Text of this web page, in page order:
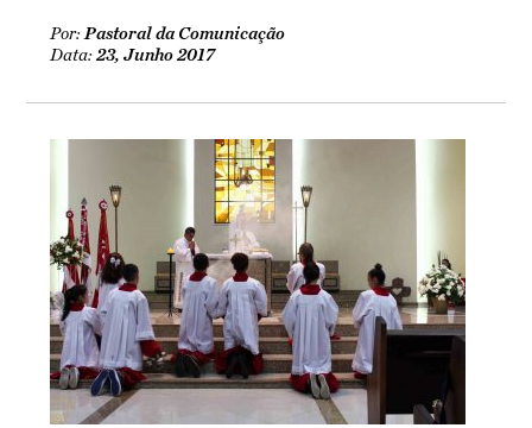
Por:Pastoral da Comunicação
Data:23, Junho 2017